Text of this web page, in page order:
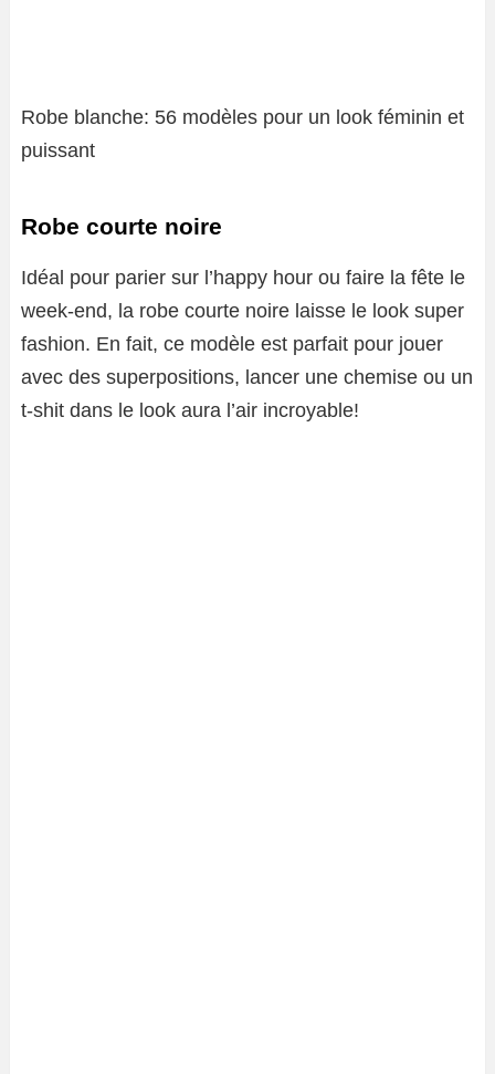
Robe blanche: 56 modèles pour un look féminin et
puissant
Robe courte noire
Idéal pour parier sur l’happy hour ou faire la fête le
week-end, la robe courte noire laisse le look super
fashion. En fait, ce modèle est parfait pour jouer
avec des superpositions, lancer une chemise ou un
t-shit dans le look aura l’air incroyable!